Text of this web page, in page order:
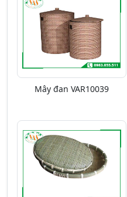
Mây đan VAR10039